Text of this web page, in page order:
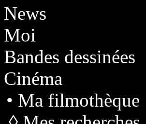
News
Moi
Bandes dessinées
Cinéma
• Ma filmothèque